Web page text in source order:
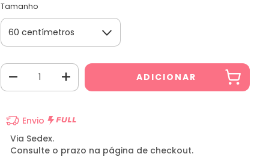
Tamanho
Envio
Via Sedex.
Consulte o prazo na página de checkout.